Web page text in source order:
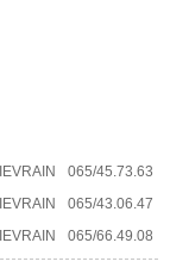
065/45.73.63
065/43.06.47
065/66.49.08